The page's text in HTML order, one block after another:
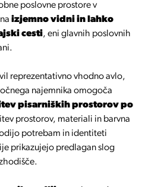
poslovne prostore v
izjemno vidni in lahko
cesti, eni glavnih poslovnih
reprezentativno vhodno avlo,
najemnika omogoča
pisarniških prostorov po
prostorov, materiali in barvna
potrebam in identiteti
prikazujejo predlagan slog